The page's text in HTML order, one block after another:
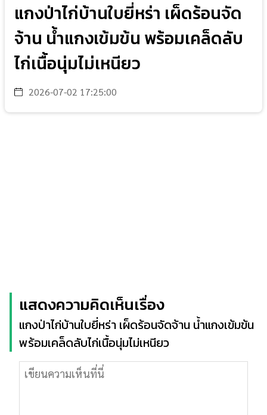
แกงป่าไก่บ้านใบยี่หร่า เผ็ดร้อนจัด
จ้าน น้ำแกงเข้มข้น พร้อมเคล็ดลับ
ไก่เนื้อนุ่มไม่เหนียว
2026-07-02 17:25:00
แสดงความคิดเห็นเรื่อง
แกงป่าไก่บ้านใบยี่หร่า เผ็ดร้อนจัดจ้าน น้ำแกงเข้มข้น
พร้อมเคล็ดลับไก่เนื้อนุ่มไม่เหนียว